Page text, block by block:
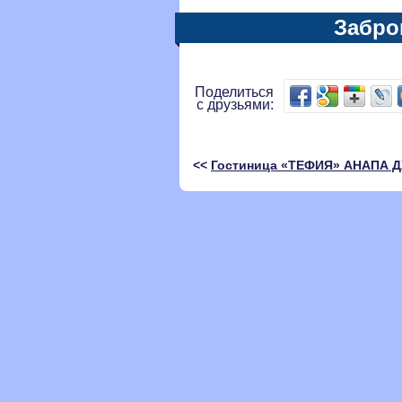
Поделиться
с друзьями:
<< Гостиница «ТЕФИЯ» АНАПА